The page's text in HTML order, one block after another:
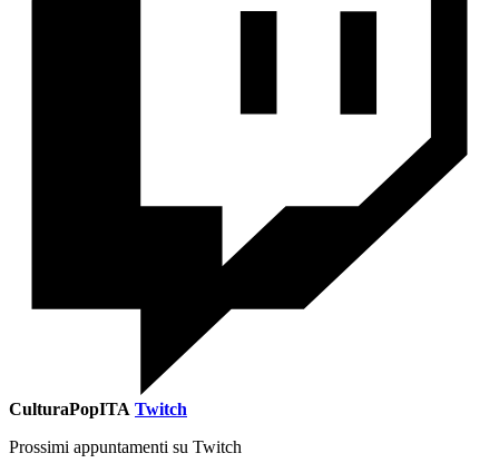
CulturaPopITA Twitch
Prossimi appuntamenti su Twitch